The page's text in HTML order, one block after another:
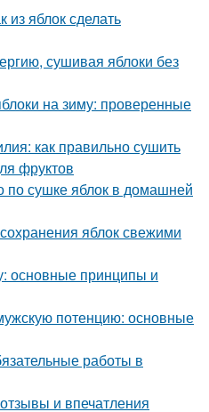
из яблок сделать
сушивая яблоки без
на зиму: проверенные
как правильно сушить
фруктов
по сушке яблок в домашней
яблок свежими
основные принципы и
потенцию: основные
работы в
и впечатления